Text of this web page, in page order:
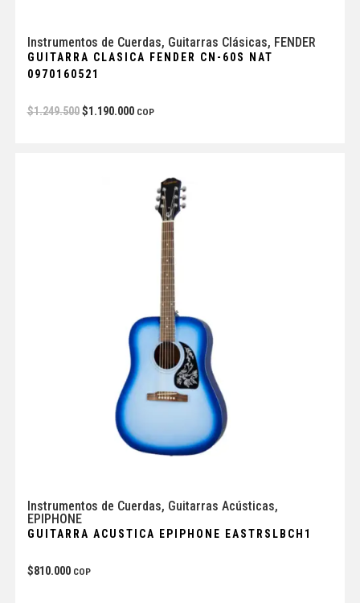
Instrumentos de Cuerdas, Guitarras Clásicas, FENDER
GUITARRA CLASICA FENDER CN-60S NAT
0970160521
$1.249.500 $1.190.000 COP
Instrumentos de Cuerdas, Guitarras Acústicas,
EPIPHONE
GUITARRA ACUSTICA EPIPHONE EASTRSLBCH1
$810.000 COP